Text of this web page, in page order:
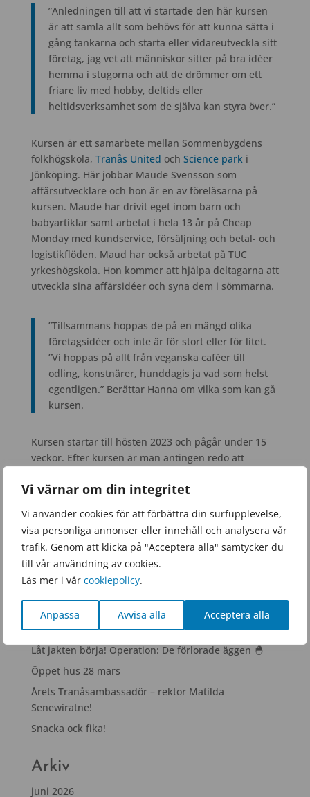
Vi värnar om din integritet
Vi använder cookies för att förbättra din surfupplevelse,
visa personliga annonser eller innehåll och analysera vår
trafik. Genom att klicka på "Acceptera alla" samtycker du
till vår användning av cookies.
Läs mer i vår cookiepolicy.
Anpassa Avvisa alla Acceptera alla
”Anledningen till att vi startade den här kursen
är att samla allt som behövs för att kunna sätta i
gång tankarna och starta eller vidareutveckla sitt
företag, jag vet att människor sitter på bra idéer
hemma i stugorna och att de drömmer om ett
friare liv med hobby, deltids eller
heltidsverksamhet som de själva kan styra över.”
Kursen är ett samarbete mellan Sommenbygdens
folkhögskola, Tranås United och Science parki
Jönköping. Här jobbar Maude Svensson som
affärsutvecklare och hon är en av föreläsarna på
kursen. Maude har drivit eget inom barn och
babyartiklar samt arbetat i hela 13 år på Cheap
Monday med kundservice, försäljning och betal- och
logistikflöden. Maud har också arbetat på TUC
yrkeshögskola. Hon kommer att hjälpa deltagarna att
utveckla sina affärsidéer och syna dem i sömmarna.
”Tillsammans hoppas de på en mängd olika
företagsidéer och inte är för stort eller för litet.
”Vi hoppas på allt från veganska caféer till
odling, konstnärer, hunddagis ja vad som helst
egentligen.” Berättar Hanna om vilka som kan gå
kursen.
Kursen startar till hösten 2023 och pågår under 15
veckor. Efter kursen är man antingen redo att
den med sin lokala Science park representant.
Senaste inläggen
Nu säger vi tack för det här läsåret!
Låt jakten börja! Operation: De förlorade äggen 🐣
Öppet hus 28 mars
Årets Tranåsambassadör – rektor Matilda
Senewiratne!
Snacka ock fika!
Arkiv
juni 2026